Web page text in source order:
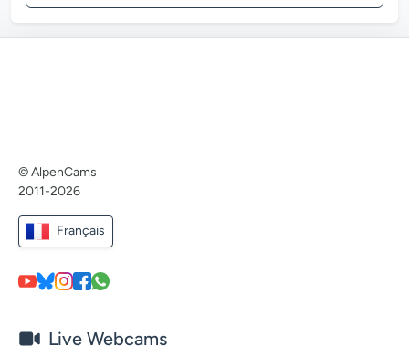
© AlpenCams
2011-2026
Français
Live Webcams